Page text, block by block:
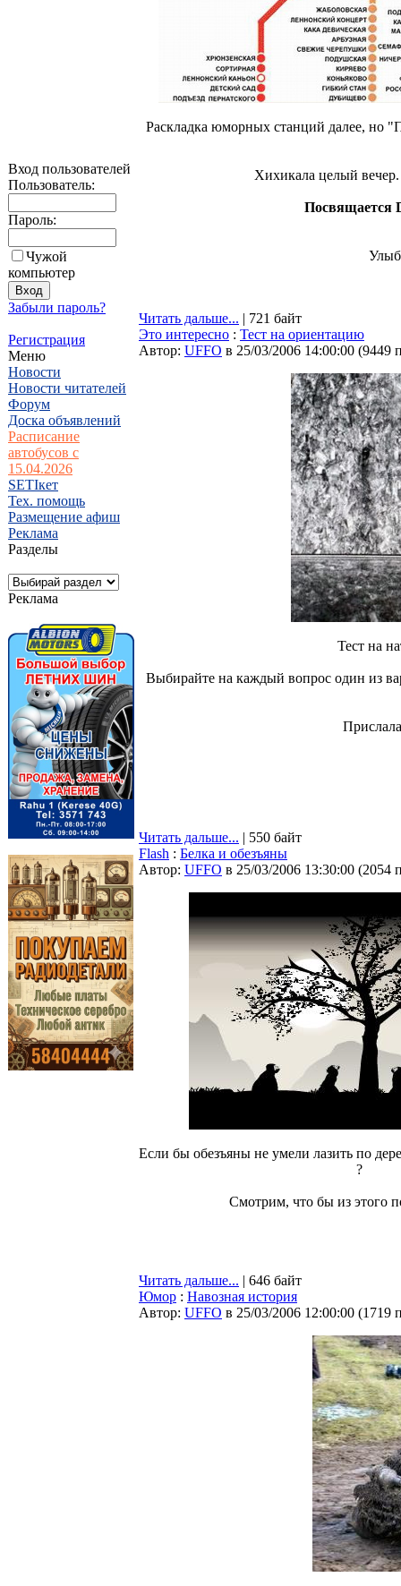
Вход пользователей
Пользователь:
Пароль:
Чужой
компьютер
Забыли пароль?
Регистрация
Меню
Новости
Новости читателей
Форум
Доска объявлений
Расписание
автобусов с
15.04.2026
SETIкет
Тех. помощь
Размещение афиш
Реклама
Разделы
Реклама
Раскладка юморных станций далее, но
Хихикала целый
Посвящается
Читать дальше... | 721 байт
Это интересно : Тест на ориентацию
Автор: UFFO в 25/03/2006 14:00:00 (9449
Тест на
Выбирайте на каждый вопрос один из
Читать дальше... | 550 байт
Flash : Белка и обезъяны
Автор: UFFO в 25/03/2006 13:30:00 (2054
Если бы обезъяны не умели лазить по
?
Смотрим, что бы из этого
Читать дальше... | 646 байт
Юмор : Навозная история
Автор: UFFO в 25/03/2006 12:00:00 (1719